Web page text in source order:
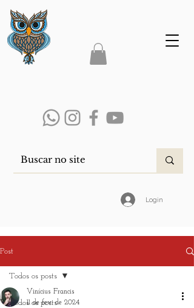
Login
Post
Todos os posts
Todos os posts
Vinícius Francis
11 de fev. de 2024